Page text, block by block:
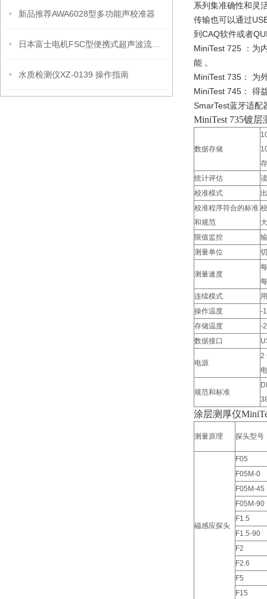
新品推荐AWA6028型多功能声校准器
水质检测仪XZ-0139 操作指南
系列集准确性和灵
传输也可以通过
到CAQ软件或者
MiniTest 725 ：为
能 。
MiniTest 735： 为
MiniTest 745： 得
SmarTest蓝牙适配
MiniTest 735镀层
数据存储
统计评估
校准模式
校准程序符合的标准
和规范
限值监控
测量单位
测量速度
连续模式
操作温度
-
存储温度
-
数据接口
电源
2
规范和标准
涂层测厚仪
测量原理 探头型号
磁感应探头
F05
F05M-0
F05M-45
F05M-90
F1.5
F1.5-90
F2
F2.6
F5
F15